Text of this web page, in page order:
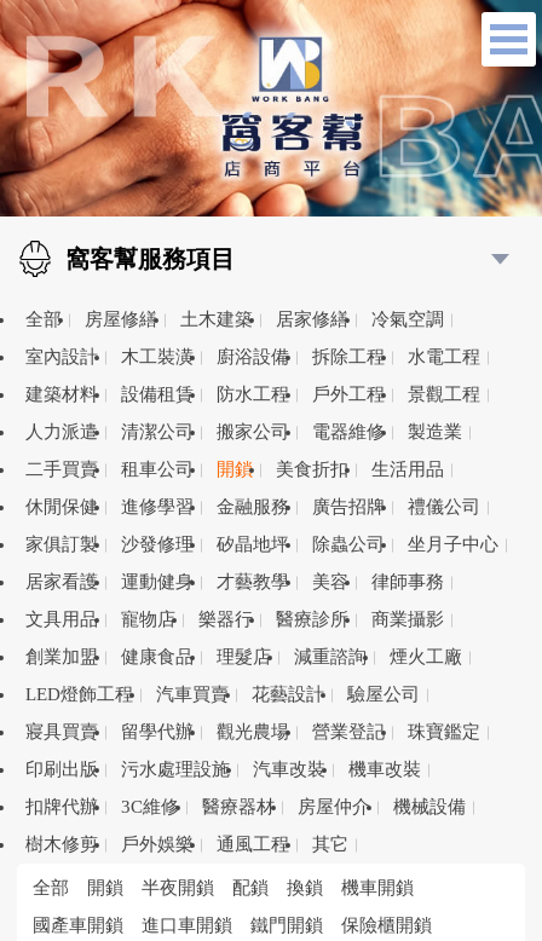
窩客幫服務項目
全部 房屋修繕 土木建築 居家修繕
冷氣空調
室內設計
木工裝潢 廚浴設備 拆除工程
水電工程
建築材料
設備租賃 防水工程 戶外工程
景觀工程
人力派遣
清潔公司 搬家公司 電器維修
製造業
二手買賣
租車公司 開鎖 美食折扣
生活用品
休閒保健
進修學習 金融服務 廣告招牌
禮儀公司
家俱訂製
沙發修理 矽晶地坪 除蟲公司
坐月子中心
居家看護
運動健身 才藝教學 美容
律師事務
文具用品
寵物店 樂器行 醫療診所
商業攝影
創業加盟
健康食品 理髮店 減重諮詢
煙火工廠
LED燈飾工程
汽車買賣 花藝設計
驗屋公司
寢具買賣
留學代辦 觀光農場 營業登記
珠寶鑑定
印刷出版
污水處理設施 汽車改裝
機車改裝
扣牌代辦
3C維修 醫療器材 房屋仲介
機械設備
樹木修剪
戶外娛樂 通風工程 其它
全部 開鎖 半夜開鎖 配鎖 換鎖
機車開鎖
國產車開鎖
進口車開鎖 鐵門開鎖
保險櫃開鎖